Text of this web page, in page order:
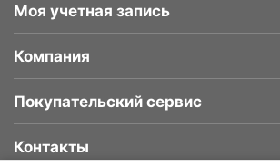
Моя учетная запись
Компания
Покупательский сервис
Контакты